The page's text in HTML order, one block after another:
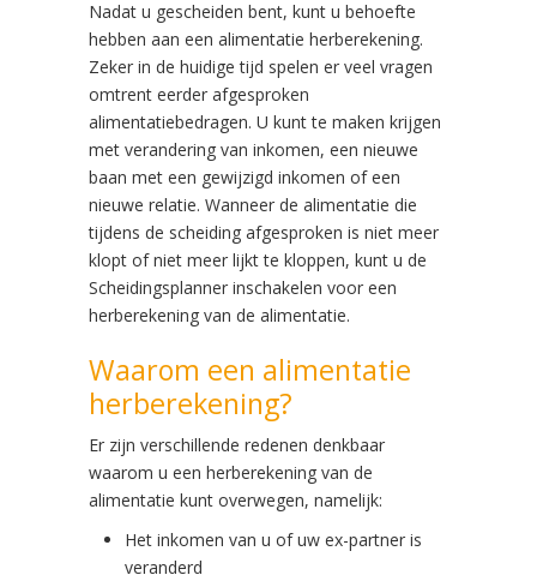
Nadat u gescheiden bent, kunt u behoefte
hebben aan een alimentatie herberekening.
Zeker in de huidige tijd spelen er veel vragen
omtrent eerder afgesproken
alimentatiebedragen. U kunt te maken krijgen
met verandering van inkomen, een nieuwe
baan met een gewijzigd inkomen of een
nieuwe relatie. Wanneer de alimentatie die
tijdens de scheiding afgesproken is niet meer
klopt of niet meer lijkt te kloppen, kunt u de
Scheidingsplanner inschakelen voor een
herberekening van de alimentatie.
Waarom een alimentatie
herberekening?
Er zijn verschillende redenen denkbaar
waarom u een herberekening van de
alimentatie kunt overwegen, namelijk:
Het inkomen van u of uw ex-partner is
veranderd